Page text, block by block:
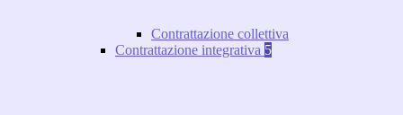
Contrattazione collettiva
Contrattazione integrativa 5